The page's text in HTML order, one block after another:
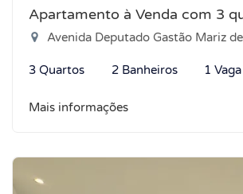
Apartamento à Venda com 3
Avenida Deputado Gastão Mariz de Faria, 136 - Nova
3 Quartos 2 Banheiros 1 Vaga
Mais informações